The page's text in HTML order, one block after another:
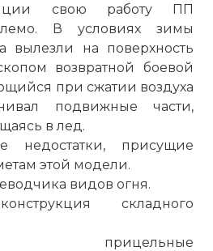
свою работу ПП
В условиях зимы
вылезли на поверхность
возвратной боевой
при сжатии воздуха
подвижные части,
в лед.
недостатки, присущие
этой модели.
видов огня.
складного
прицельные